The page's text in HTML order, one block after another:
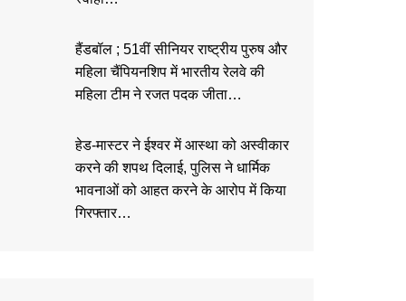
हैंडबॉल ; 51वीं सीनियर राष्ट्रीय पुरुष और
महिला चैंपियनशिप में भारतीय रेलवे की
महिला टीम ने रजत पदक जीता…
हेड-मास्टर ने ईश्वर में आस्था को अस्वीकार
करने की शपथ दिलाई, पुलिस ने धार्मिक
भावनाओं को आहत करने के आरोप में किया
गिरफ्तार…